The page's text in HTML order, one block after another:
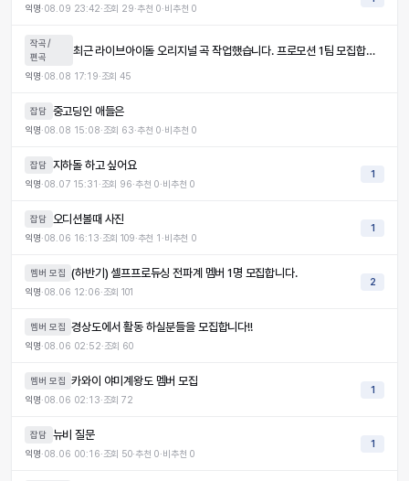
익명·08.09 23:42·조회 29·추천 0·비추천 0
작곡/
편곡
최근 라이브아이돌 오리지널 곡 작업했습니다. 프로모션 1팀 모집합니다.
익명·08.08 17:19·조회45
잡담 중고딩인 애들은
익명·08.08 15:08·조회 63·추천 0·비추천 0
잡담 지하돌 하고 싶어요
익명·08.07 15:31 ·조회 96·추천 0·비추천 0
1
잡담 오디션볼때 사진
익명·08.06 16:13·조회109·추천 1 ·비추천 0
1
멤버 모집 (하반기) 셀프프로듀싱 전파계 멤버 1명 모집합니다.
익명·08.06 12:06·조회101
2
멤버 모집 경상도에서 활동 하실분들을 모집합니다!!
익명·08.06 02:52·조회 60
멤버 모집 카와이 야미계왕도 멤버 모집
익명·08.06 02:13·조회72
1
잡담 뉴비 질문
익명·08.06 00:16·조회 50·추천 0·비추천 0
1